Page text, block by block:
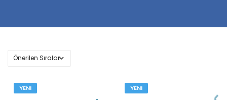
YENI YENI